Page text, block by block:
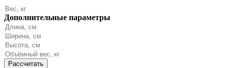
Дополнительные параметры